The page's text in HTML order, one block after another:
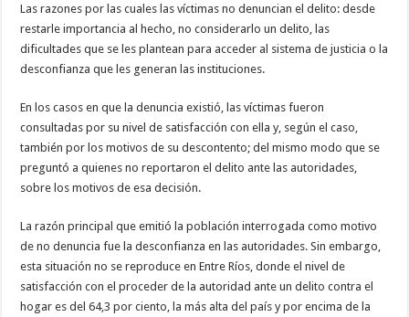
Las razones por las cuales las víctimas no denuncian el delito: desde
restarle importancia al hecho, no considerarlo un delito, las
dificultades que se les plantean para acceder al sistema de justicia o la
desconfianza que les generan las instituciones.
En los casos en que la denuncia existió, las víctimas fueron
consultadas por su nivel de satisfacción con ella y, según el caso,
también por los motivos de su descontento; del mismo modo que se
preguntó a quienes no reportaron el delito ante las autoridades,
sobre los motivos de esa decisión.
La razón principal que emitió la población interrogada como motivo
de no denuncia fue la desconfianza en las autoridades. Sin embargo,
esta situación no se reproduce en Entre Ríos, donde el nivel de
satisfacción con el proceder de la autoridad ante un delito contra el
hogar es del 64,3 por ciento, la más alta del país y por encima de la